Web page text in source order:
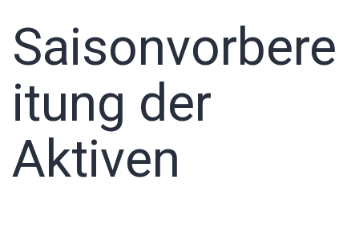
Saisonvorbere
itung der
Aktiven